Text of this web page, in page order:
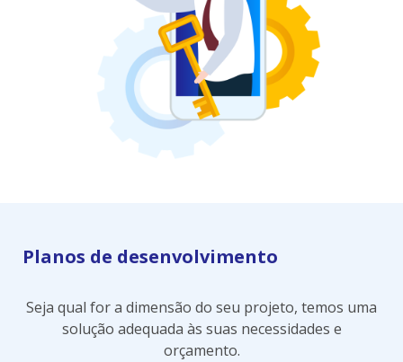
Planos de desenvolvimento
Seja qual for a dimensão do seu projeto, temos uma
solução adequada às suas necessidades e
orçamento.